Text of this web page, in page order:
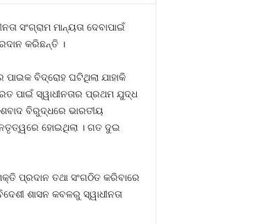
ସଂଗ୍ରାମ ମାନ୍ୟତା ଦେବାପାଇଁ
କରିଛନ୍ତି ।
ବିଦ୍ରୋହ ଘଟିଥିଲା ଯାହାକି
ପାଇଁ ସ୍ୱାଧୀନତାର ପ୍ରଥମ ଯୁଦ୍ଧ
ବିରୁଦ୍ଧରେ ଭାରତୀୟ
ହୋଇଥିଲା । ଗତ ଦୁଇ
ପ୍ରଦାନ ତଥା ସଂଗଠିତ କରିବାରେ
ଶାସନ କବଳରୁ ସ୍ୱାଧୀନତା